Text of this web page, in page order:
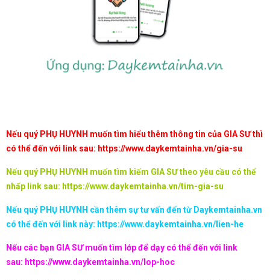
Nếu quý PHỤ HUYNH muốn tìm hiểu thêm thông tin của GIA SƯ thì
có thể đến với link sau: https://www.daykemtainha.vn/gia-su
Nếu quý PHỤ HUYNH muốn tìm kiếm GIA SƯ theo yêu cầu có thể
nhấp link sau: https://www.daykemtainha.vn/tim-gia-su
Nếu quý PHỤ HUYNH cần thêm sự tư vấn đến từ Daykemtainha.vn
có thể đến với link này: https://www.daykemtainha.vn/lien-he
Nếu các bạn GIA SƯ muốn tìm lớp để dạy có thể đến với link
sau: https://www.daykemtainha.vn/lop-hoc